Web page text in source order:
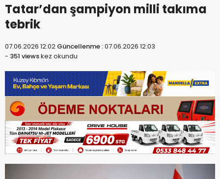
Tatar’dan şampiyon milli takıma
tebrik
07.06.2026 12:02 Güncellenme :07.06.2026 12:03
- 351 viewskez okundu